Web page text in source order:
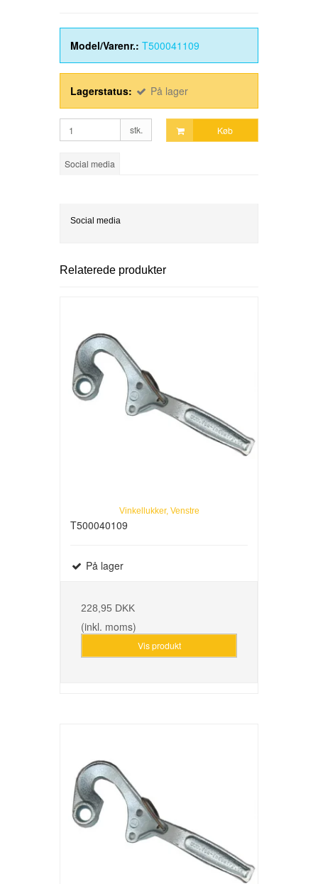
Model/Varenr.: T500041109
Lagerstatus: På lager
stk. Køb
Social media
Social media
Relaterede produkter
Vinkellukker, Venstre
T500040109
På lager
228,95 DKK
(inkl. moms)
Vis produkt